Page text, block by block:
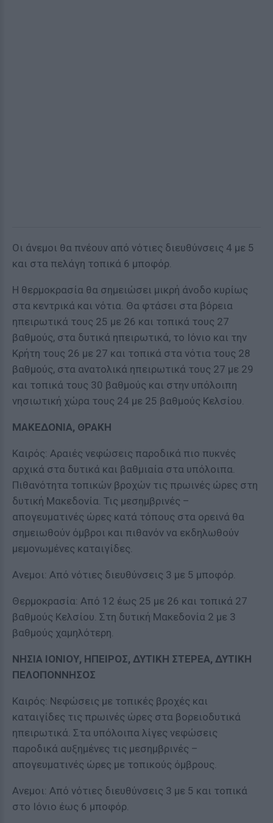
Οι άνεμοι θα πνέουν από νότιες διευθύνσεις 4 με 5
και στα πελάγη τοπικά 6 μποφόρ.
Η θερμοκρασία θα σημειώσει μικρή άνοδο κυρίως
στα κεντρικά και νότια. Θα φτάσει στα βόρεια
ηπειρωτικά τους 25 με 26 και τοπικά τους 27
βαθμούς, στα δυτικά ηπειρωτικά, το Ιόνιο και την
Κρήτη τους 26 με 27 και τοπικά στα νότια τους 28
βαθμούς, στα ανατολικά ηπειρωτικά τους 27 με 29
και τοπικά τους 30 βαθμούς και στην υπόλοιπη
νησιωτική χώρα τους 24 με 25 βαθμούς Κελσίου.
ΜΑΚΕΔΟΝΙΑ, ΘΡΑΚΗ
Καιρός: Αραιές νεφώσεις παροδικά πιο πυκνές
αρχικά στα δυτικά και βαθμιαία στα υπόλοιπα.
Πιθανότητα τοπικών βροχών τις πρωινές ώρες στη
δυτική Μακεδονία. Τις μεσημβρινές –
απογευματινές ώρες κατά τόπους στα ορεινά θα
σημειωθούν όμβροι και πιθανόν να εκδηλωθούν
μεμονωμένες καταιγίδες.
Ανεμοι: Από νότιες διευθύνσεις 3 με 5 μποφόρ.
Θερμοκρασία: Από 12 έως 25 με 26 και τοπικά 27
βαθμούς Κελσίου. Στη δυτική Μακεδονία 2 με 3
βαθμούς χαμηλότερη.
ΝΗΣΙΑ ΙΟΝΙΟΥ, ΗΠΕΙΡΟΣ, ΔΥΤΙΚΗ ΣΤΕΡΕΑ, ΔΥΤΙΚΗ
ΠΕΛΟΠΟΝΝΗΣΟΣ
Καιρός: Νεφώσεις με τοπικές βροχές και
καταιγίδες τις πρωινές ώρες στα βορειοδυτικά
ηπειρωτικά. Στα υπόλοιπα λίγες νεφώσεις
παροδικά αυξημένες τις μεσημβρινές –
απογευματινές ώρες με τοπικούς όμβρους.
Ανεμοι: Από νότιες διευθύνσεις 3 με 5 και τοπικά
στο Ιόνιο έως 6 μποφόρ.